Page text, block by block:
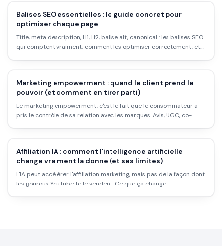
Balises SEO essentielles : le guide concret pour
optimiser chaque page
Title, meta description, H1, H2, balise alt, canonical : les balises SEO
qui comptent vraiment, comment les optimiser correctement, et
Marketing empowerment : quand le client prend le
pouvoir (et comment en tirer parti)
Le marketing empowerment, c'est le fait que le consommateur a
pris le contrôle de sa relation avec les marques. Avis, UGC, co-
Affiliation IA : comment l'intelligence artificielle
change vraiment la donne (et ses limites)
L'IA peut accélérer l'affiliation marketing, mais pas de la façon dont
les gourous YouTube te le vendent. Ce que ça change